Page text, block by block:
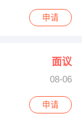
申请
面议
08-06
申请